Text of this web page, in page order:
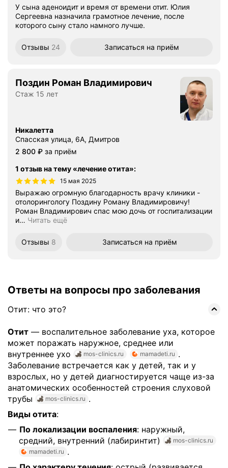
У сына аденоидит и время от времени отит. Юлия
Сергеевна назначила грамотное лечение, после
которого сыну стало намного лучше.
Отзывы 24 Записаться на приём
Поздин Роман Владимирович
Стаж 15 лет
Никалетта
Спасская улица, 6А, Дмитров
Цена
2800
2 800 ₽ за приём
1 отзыв на тему «лечение отита»:
15 мая 2025
Выражаю огромную благодарность врачу клиники -
отолорингологу Поздину Роману Владимировичу!
Роман Владимирович спас мою дочь от госпитализации
и… Читать ещё
Отзывы 8 Записаться на приём
Ответы на вопросы про заболевания
Отит: что это?
Отит — воспалительное заболевание уха, которое
может поражать наружное, среднее или
внутреннее ухо
mos-clinics.ru mamadeti.ru .
Заболевание встречается как у детей, так и у
взрослых, но у детей диагностируется чаще из-за
анатомических особенностей строения слуховой
трубы
mos-clinics.ru .
Виды отита:
По локализации воспаления: наружный,
средний, внутренний (лабиринтит)
mos-clinics.ru
mamadeti.ru .